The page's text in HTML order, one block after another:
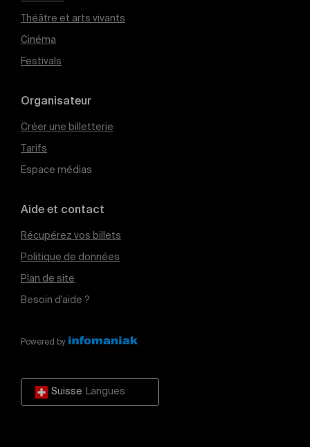
Théâtre et arts vivants
Cinéma
Festivals
Organisateur
Créer une billetterie
Tarifs
Espace médias
Aide et contact
Récupérez vos billets
Politique de données
Plan de site
Besoin d'aide ?
Powered by
Suisse Langues